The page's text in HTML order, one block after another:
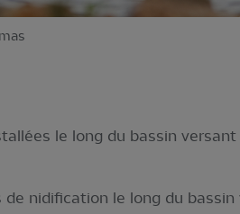
le long du bassin versant
nidification le long du bassin